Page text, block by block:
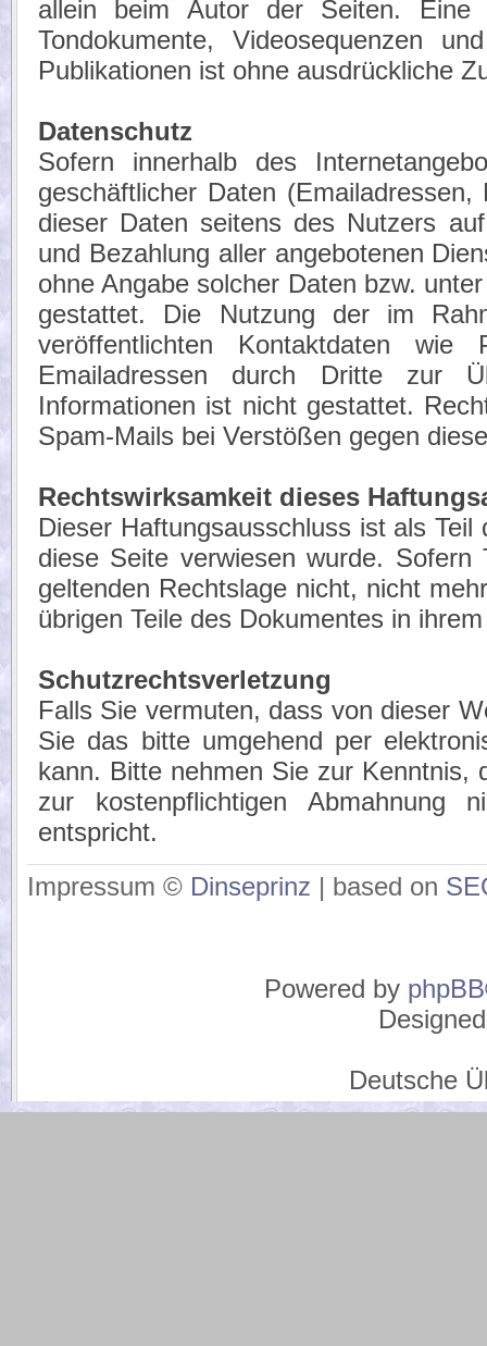
allein beim Autor der Seiten. Eine
Tondokumente, Videosequenzen
Publikationen ist ohne ausdrückliche
Datenschutz
Sofern innerhalb des
geschäftlicher Daten
dieser Daten seitens des Nutzers
und Bezahlung aller angebotenen
ohne Angabe solcher Daten bzw.
gestattet. Die Nutzung der im
veröffentlichten Kontaktdaten wie
Emailadressen durch Dritte zur
Informationen ist nicht gestattet.
Spam-Mails bei Verstößen gegen
Rechtswirksamkeit dieses
Dieser Haftungsausschluss ist als
diese Seite verwiesen wurde. Sofern
geltenden Rechtslage nicht, nicht
übrigen Teile des Dokumentes in
Schutzrechtsverletzung
Falls Sie vermuten, dass von dieser
Sie das bitte umgehend per
kann. Bitte nehmen Sie zur Kenntnis,
zur kostenpflichtigen Abmahnung
entspricht.
Impressum © Dinseprinz | based on
Powered by phpBB
Deutsche